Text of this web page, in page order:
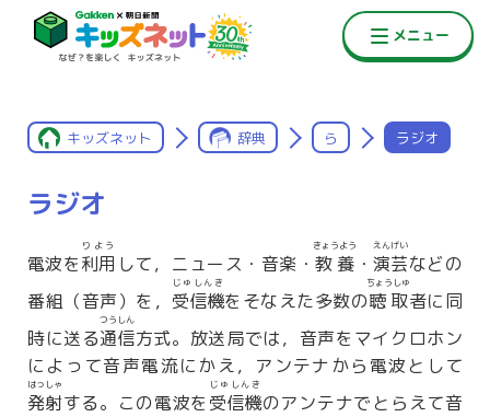
キッズネット 辞典 ら ラジオ
ラジオ
電波を利用
りよう
して，ニュース・音楽・ 教養
きょうよう
・ 演芸
えんげい
などの
番組（音声）を， 受信機
じゅしんき
をそなえた多数の聴取
ちょうしゅ
者に同
時に送る通信
つうしん
方式。放送局では，音声をマイクロホン
によって音声電流にかえ，アンテナから電波として
発射
はっしゃ
する。この電波を 受信機
じゅしんき
のアンテナでとらえて音